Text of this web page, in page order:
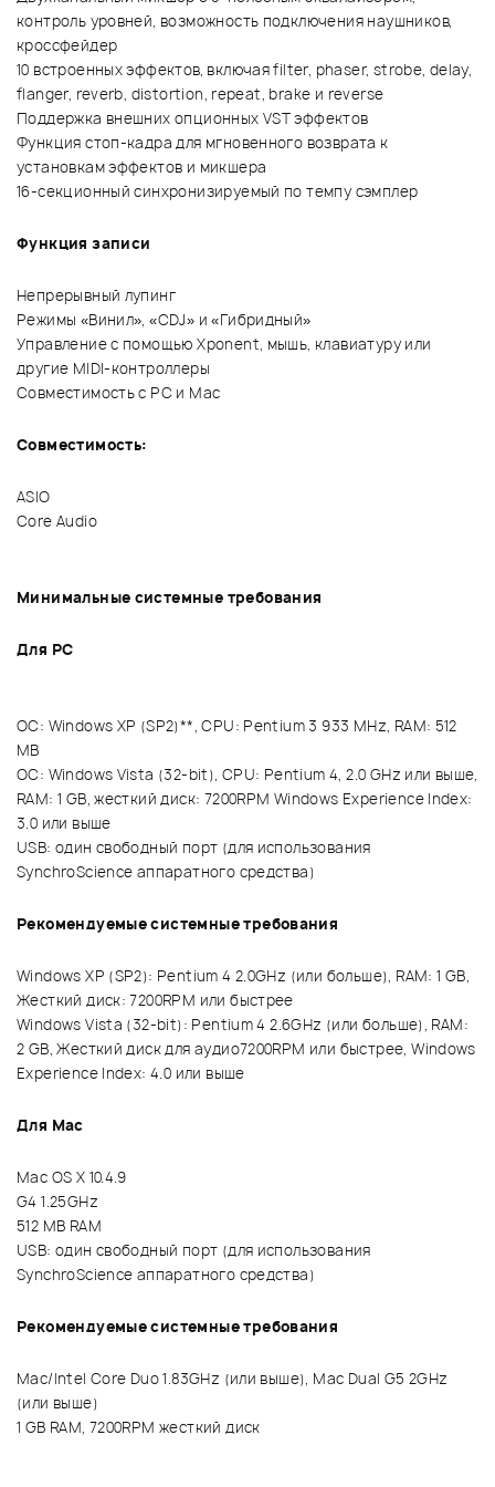
контроль уровней, возможность подключения наушников,
кроссфейдер
10 встроенных эффектов, включая filter, phaser, strobe, delay,
flanger, reverb, distortion, repeat, brake и reverse
Поддержка внешних опционных VST эффектов
Функция стоп-кадра для мгновенного возврата к
установкам эффектов и микшера
16-секционный синхронизируемый по темпу сэмплер
Функция записи
Непрерывный лупинг
Режимы «Винил», «CDJ» и «Гибридный»
Управление с помощью Xponent, мышь, клавиатуру или
другие MIDI-контроллеры
Совместимость с PC и Mac
Совместимость:
ASIO
Core Audio
Минимальные системные требования
Для РС
OС: Windows XP (SP2)**, CPU: Pentium 3 933 MHz, RAM: 512
MB
OС: Windows Vista (32-bit), CPU: Pentium 4, 2.0 GHz или выше,
RAM: 1 GB, жесткий диск: 7200RPM Windows Experience Index:
3.0 или выше
USB: один свободный порт (для использования
SynchroScience аппаратного средства)
Рекомендуемые системные требования
Windows XP (SP2): Pentium 4 2.0GHz (или больше), RAM: 1 GB,
Жесткий диск: 7200RPM или быстрее
Windows Vista (32-bit): Pentium 4 2.6GHz (или больше), RAM:
2 GB, Жесткий диск для аудио7200RPM или быстрее, Windows
Experience Index: 4.0 или выше
Для Мас
Mac OS X 10.4.9
G4 1.25GHz
512 MB RAM
USB: один свободный порт (для использования
SynchroScience аппаратного средства)
Рекомендуемые системные требования
Mac/Intel Core Duo 1.83GHz (или выше), Mac Dual G5 2GHz
(или выше)
1 GB RAM, 7200RPM жесткий диск